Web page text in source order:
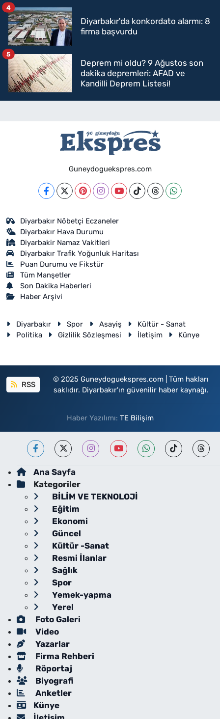
Diyarbakır'da konkordato alarmı: 8
firma başvurdu
4
Deprem mi oldu? 9 Ağustos son
dakika depremleri: AFAD ve
Kandilli Deprem Listesi!
5
Guneydoguekspres.com
Diyarbakır Nöbetçi Eczaneler
Diyarbakır Hava Durumu
Diyarbakir Namaz Vakitleri
Diyarbakır Trafik Yoğunluk Haritası
Puan Durumu ve Fikstür
Tüm Manşetler
Son Dakika Haberleri
Haber Arşivi
Diyarbakır Spor Asayiş
Kültür - Sanat
Politika
Gizlilik Sözleşmesi İletişim Künye
RSS
© 2025 Guneydoguekspres.com | Tüm hakları
saklıdır. Diyarbakır'ın güvenilir haber kaynağı.
Haber Yazılımı: TE Bilişim
Ana Sayfa
Kategoriler
BİLİM VE TEKNOLOJİ
Eğitim
Ekonomi
Güncel
Kültür -Sanat
Resmi İlanlar
Sağlık
Spor
Yemek-yapma
Yerel
Foto Galeri
Video
Yazarlar
Firma Rehberi
Röportaj
Biyografi
Anketler
Künye